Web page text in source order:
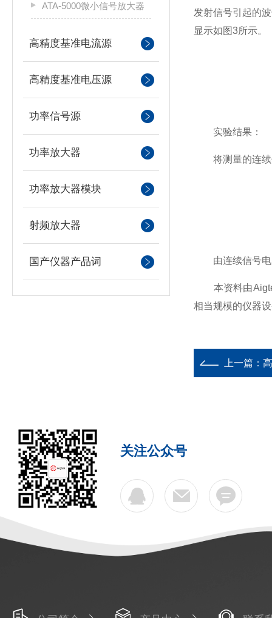
ATA-5000微小信号放大器
高精度基准电流源
高精度基准电压源
功率信号源
功率放大器
功率放大器模块
射频放大器
国产仪器产品词
发射信号引起的
显示如图3所示。
实验结果：
将测量的连续信
由连续信号电压
本资料由Aigtek
相当规模的仪器
上一篇：
关注公众号